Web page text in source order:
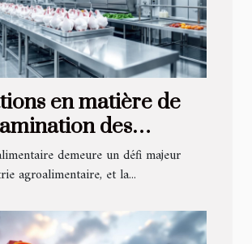
en matière de
des
pour la sécurité
demeure un défi majeur
agroalimentaire, et la...